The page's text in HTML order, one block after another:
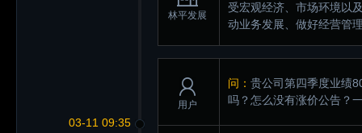
林平发展
受宏观经济、市场环境以
动业务发展、做好经营管
03-11 09:35
用户
问： 贵公司第四季度业绩
吗？怎么没有涨价公告？